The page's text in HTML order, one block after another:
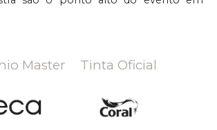
Master Tinta Oficial